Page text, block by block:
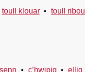
toull klouar toull riboul
c’hwipig ellig